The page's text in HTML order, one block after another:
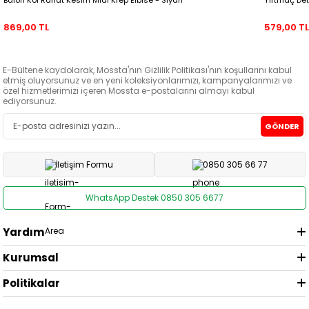
869,00 TL 579,00 TL
E-Bültene kaydolarak, Mossta'nın Gizlilik Politikası'nın koşullarını kabul
etmiş oluyorsunuz ve en yeni koleksiyonlarımızı, kampanyalarımızı ve
özel hizmetlerimizi içeren Mossta e-postalarını almayı kabul
ediyorsunuz.
GÖNDER
İletişim Formu 0850 305 66 77
WhatsApp Destek 0850 305 6677
Yardım
Kurumsal
Politikalar